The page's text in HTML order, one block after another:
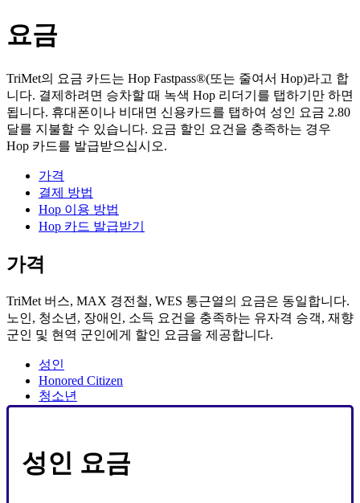
요금
TriMet의 요금 카드는 Hop Fastpass®(또는 줄여서 Hop)라고 합
니다. 결제하려면 승차할 때 녹색 Hop 리더기를 탭하기만 하면
됩니다. 휴대폰이나 비대면 신용카드를 탭하여 성인 요금 2.80
달를 지불할 수 있습니다. 요금 할인 요건을 충족하는 경우
Hop 카드를 발급받으십시오.
가격
결제 방법
Hop 이용 방법
Hop 카드 발급받기
가격
TriMet 버스, MAX 경전철, WES 통근열의 요금은 동일합니다.
노인, 청소년, 장애인, 소득 요건을 충족하는 유자격 승객, 재향
군인 및 현역 군인에게 할인 요금을 제공합니다.
성인
Honored Citizen
청소년
성인 요금